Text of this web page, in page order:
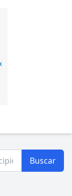
Buscar